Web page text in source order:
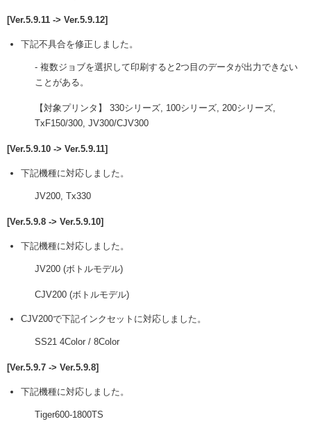
[Ver.5.9.11 -> Ver.5.9.12]
下記不具合を修正しました。
- 複数ジョブを選択して印刷すると2つ目のデータが出力できない
ことがある。
【対象プリンタ】 330シリーズ, 100シリーズ, 200シリーズ,
TxF150/300, JV300/CJV300
[Ver.5.9.10 -> Ver.5.9.11]
下記機種に対応しました。
JV200, Tx330
[Ver.5.9.8 -> Ver.5.9.10]
下記機種に対応しました。
JV200 (ボトルモデル)
CJV200 (ボトルモデル)
CJV200で下記インクセットに対応しました。
SS21 4Color / 8Color
[Ver.5.9.7 -> Ver.5.9.8]
下記機種に対応しました。
Tiger600-1800TS